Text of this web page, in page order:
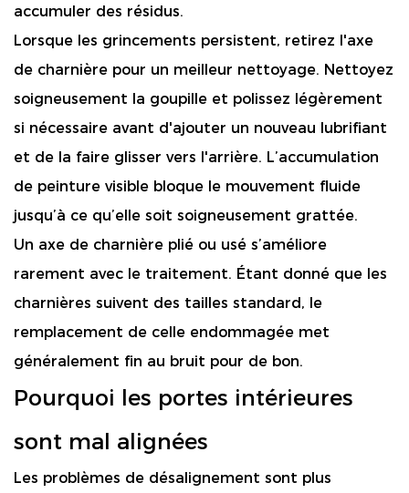
accumuler des résidus.
Lorsque les grincements persistent, retirez l'axe
de charnière pour un meilleur nettoyage. Nettoyez
soigneusement la goupille et polissez légèrement
si nécessaire avant d'ajouter un nouveau lubrifiant
et de la faire glisser vers l'arrière. L’accumulation
de peinture visible bloque le mouvement fluide
jusqu’à ce qu’elle soit soigneusement grattée.
Un axe de charnière plié ou usé s’améliore
rarement avec le traitement. Étant donné que les
charnières suivent des tailles standard, le
remplacement de celle endommagée met
généralement fin au bruit pour de bon.
Pourquoi les portes intérieures
sont mal alignées
Les problèmes de désalignement sont plus